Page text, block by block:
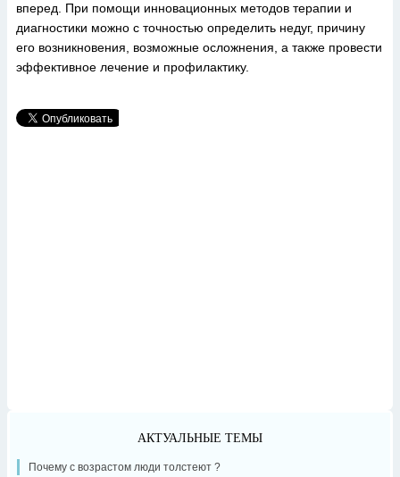
вперед. При помощи инновационных методов терапии и
диагностики можно с точностью определить недуг, причину
его возникновения, возможные осложнения, а также провести
эффективное лечение и профилактику.
АКТУАЛЬНЫЕ ТЕМЫ
Почему с возрастом люди толстеют ?